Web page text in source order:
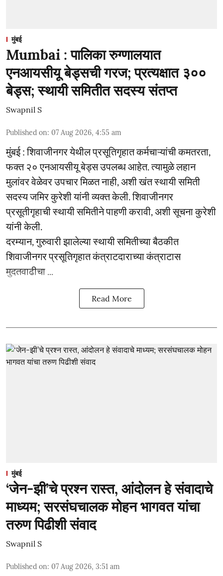
मुंबई
Mumbai : पालिका रुग्णालयात
एनआयसीयू बेड्सची गरज; प्रत्यक्षात ३००
बेड्स; स्थायी समितीत सदस्य संतप्त
Swapnil S
Published on: 07 Aug 2026, 4:55 am
मुंबई : शिवाजीनगर येथील प्रसूतिगृहात कर्मचाऱ्यांची कमतरता,
फक्त २० एनआयसीयू बेड्स उपलब्ध आहेत. त्यामुळे लहान
मुलांवर वेळेवर उपचार मिळत नाही, अशी खंत स्थायी समिती
सदस्य जमिर कुरेशी यांनी व्यक्त केली. शिवाजीनगर
प्रसूतीगृहाची स्थायी समितीने पाहणी करावी, अशी सूचना कुरेशी
यांनी केली.
दरम्यान, गुरुवारी झालेल्या स्थायी समितीच्या बैठकीत
शिवाजीनगर प्रसूतिगृहात कंत्राटदाराच्या कंत्राटास
मुदतवाढीचा ...
Read More
मुंबई
‘जेन-झी’चे प्रश्न रास्त, आंदोलन हे संवादाचे
माध्यम; सरसंघचालक मोहन भागवत यांचा
तरुण पिढीशी संवाद
Swapnil S
Published on: 07 Aug 2026, 3:51 am